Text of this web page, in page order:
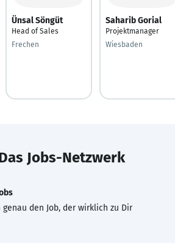
Ünsal Söngüt
Head of Sales
Frechen
Saharib Gorial
Projektmanager
Wiesbaden
Jobs-Netzwerk
genau den Job, der wirklich zu Dir